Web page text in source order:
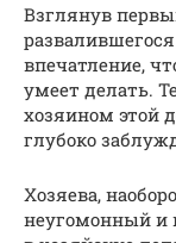
Взглянув
впечатление,
умеет делать.
хозяином этой
глубоко
Хозяева,
неугомонный и